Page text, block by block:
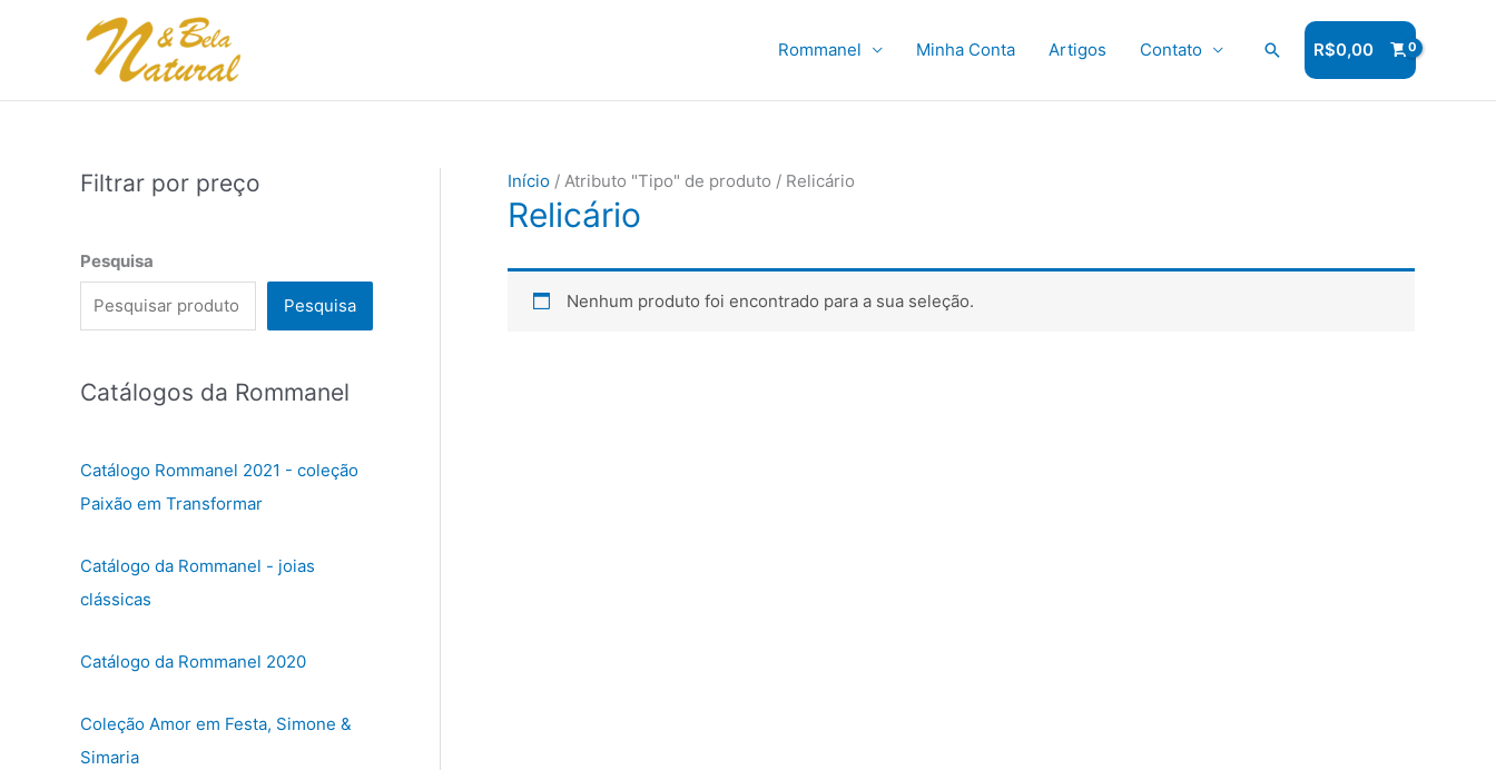
Rommanel Minha Conta Artigos Contato Pesquisar
R$0,00
Filtrar por preço
Pesquisa
Pesquisa
Catálogos da Rommanel
Catálogo Rommanel 2021 - coleção
Paixão em Transformar
Catálogo da Rommanel - joias
clássicas
Catálogo da Rommanel 2020
Coleção Amor em Festa, Simone &
Simaria
Início / Atributo "Tipo" de produto / Relicário
Relicário
Nenhum produto foi encontrado para a sua seleção.